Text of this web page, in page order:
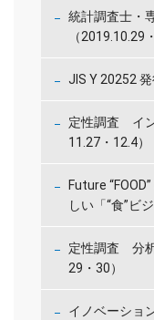
統計調査士・
（2019.10.29
JIS Y 20252
定性調査 イ
11.27・12.4）
Future
しい「“食”ビ
定性調査 分
29・30）
イノベーショ